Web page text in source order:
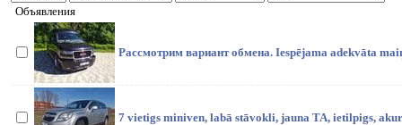
Объявления
Рассмотрим вариант обмена. Iespējama adekvāta
7 vietigs miniven, labā stāvokli, jauna TA, ietilpigs,